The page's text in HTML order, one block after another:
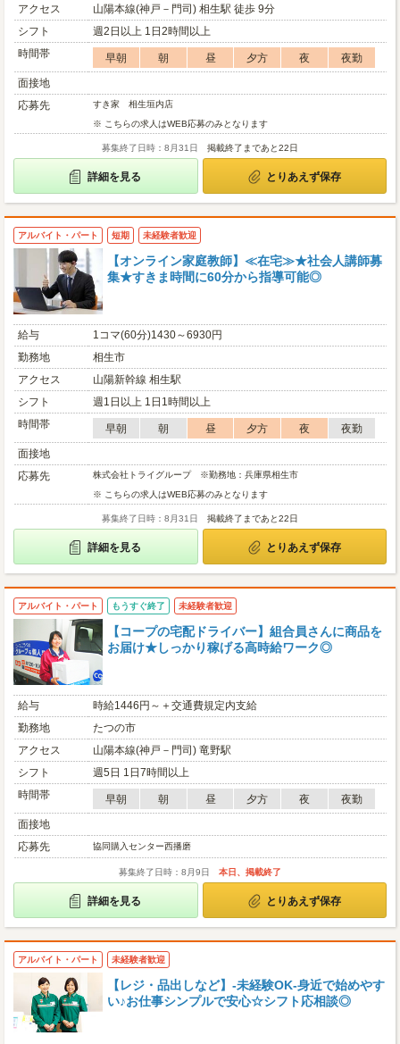
アクセス
山陽本線(神戸－門司) 相生駅 徒歩 9分
シフト
週2日以上 1日2時間以上
時間帯
早朝 朝 昼 夕方 夜
夜勤
面接地
応募先
すき家 相生垣内店
※ こちらの求人はWEB応募のみとなります
募集終了日時：8月31日 掲載終了まであと22日
詳細を見る とりあえず保存
アルバイト・パート 短期 未経験者歓迎
【オンライン家庭教師】≪在宅≫★社会人講師募
集★すきま時間に60分から指導可能◎
給与
1コマ(60分)1430～6930円
勤務地
相生市
アクセス
山陽新幹線 相生駅
シフト
週1日以上 1日1時間以上
時間帯
早朝 朝 昼 夕方 夜
夜勤
面接地
応募先
株式会社トライグループ ※勤務地：兵庫県相生市
※ こちらの求人はWEB応募のみとなります
募集終了日時：8月31日 掲載終了まであと22日
詳細を見る とりあえず保存
アルバイト・パート もうすぐ終了 未経験者歓迎
【コープの宅配ドライバー】組合員さんに商品を
お届け★しっかり稼げる高時給ワーク◎
給与
時給1446円～＋交通費規定内支給
勤務地
たつの市
アクセス
山陽本線(神戸－門司) 竜野駅
シフト
週5日 1日7時間以上
時間帯
早朝 朝 昼 夕方 夜
夜勤
面接地
応募先
協同購入センター西播磨
募集終了日時：8月9日 本日、掲載終了
詳細を見る とりあえず保存
アルバイト・パート 未経験者歓迎
【レジ・品出しなど】-未経験OK-身近で始めやす
い♪お仕事シンプルで安心☆シフト応相談◎